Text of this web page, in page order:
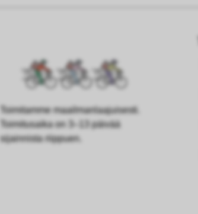
Toimitamme maailmanlaajuisesti.
Toimitusaika on 3–13 päivää
sijainnista riippuen.